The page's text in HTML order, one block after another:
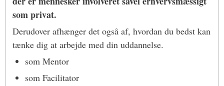
som privat.
Derudover afhænger det også af, hvordan du bedst kan
tænke dig at arbejde med din uddannelse.
som Mentor
som Facilitator